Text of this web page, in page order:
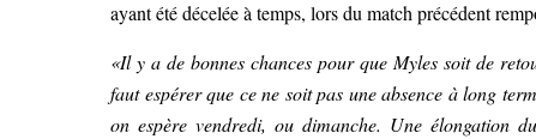
ayant été décelée à temps, lors du match précédent
«Il y a de bonnes chances pour que Myles soit de
faut espérer que ce ne soit pas une absence à long
on espère vendredi, ou dimanche. Une élongation